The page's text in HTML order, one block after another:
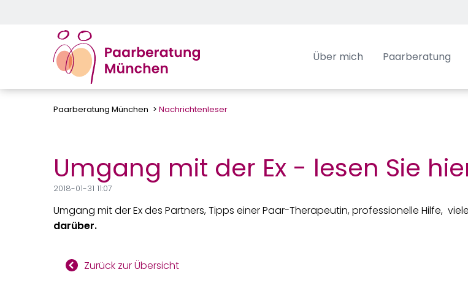
Über mich Paarberatung
Paarberatung München Nachrichtenleser
Umgang mit der Ex - lesen Sie
2018-01-31 11:07
Umgang mit der Ex des Partners, Tipps einer Paar-Therapeutin, professionelle Hilfe,
darüber.
Zurück zur Übersicht